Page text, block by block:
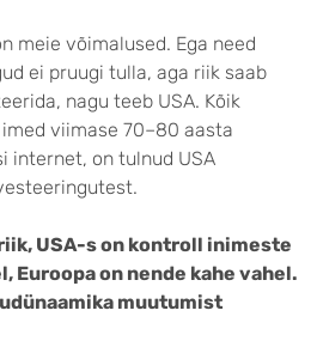
meie võimalused. Ega need
ei pruugi tulla, aga riik saab
nagu teeb USA. Kõik
viimase 70–80 aasta
internet, on tulnud USA
USA-s on kontroll inimeste
on nende kahe vahel.
muutumist